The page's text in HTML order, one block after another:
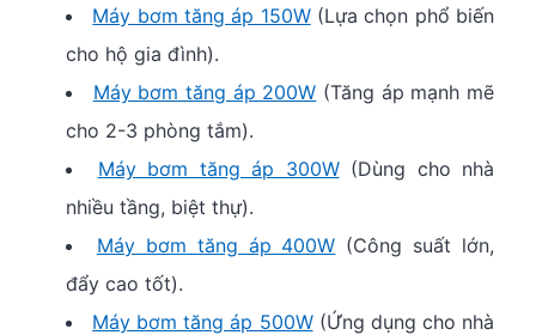
Máy bơm tăng áp 150W(Lựa chọn phổ biến
cho hộ gia đình).
Máy bơm tăng áp 200W (Tăng áp mạnh mẽ
cho 2-3 phòng tắm).
Máy bơm tăng áp 300W(Dùng cho nhà
nhiều tầng, biệt thự).
Máy bơm tăng áp 400W (Công suất lớn,
đẩy cao tốt).
Máy bơm tăng áp 500W(Ứng dụng cho nhà